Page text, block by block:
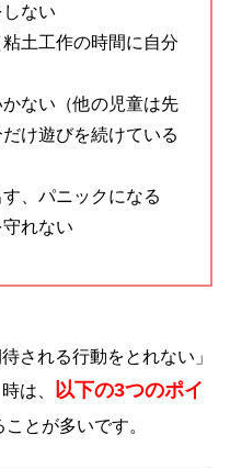
ない
土工作の時間に自分
ない（他の児童は先
け遊びを続けている
、パニックになる
れない
される行動をとれない」
は、 以下の3つのポイ
とが多いです。